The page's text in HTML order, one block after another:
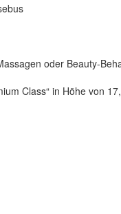
oder Beauty-
Class“ in Höhe von